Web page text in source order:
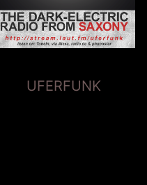
UFERFUNK